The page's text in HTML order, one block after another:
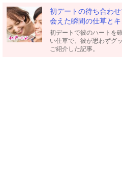
初デートの待ち合わ
会えた瞬間の仕草と
初デートで彼のハートを
い仕草で、彼が思わずグ
ご紹介した記事。